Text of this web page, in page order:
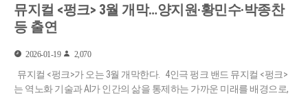
뮤지컬 <펑크> 3월 개막…양지원·황민수·박종찬
등 출연
2026-01-19 2,070
는 역노화 기술과 AI가 인간의 삶을 통제하는 가까운 미래를 배경으로,